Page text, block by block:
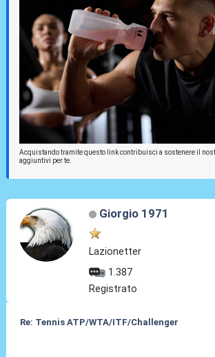
Acquistando tramite questo link contribuisci a sostenere il
aggiuntivi per te.
Giorgio 1971
Lazionetter
1.387
Registrato
Re: Tennis ATP/WTA/ITF/Challenger